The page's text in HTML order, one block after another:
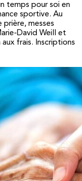
temps pour soi en
sportive. Au
prière, messes
David Weill et
frais. Inscriptions